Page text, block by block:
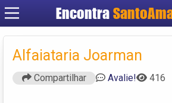
Encontra
Cadastrar
Criar conta
Alfaiataria Joarman
Compartilhar Avalie! 416